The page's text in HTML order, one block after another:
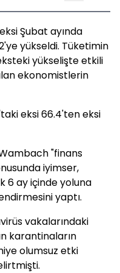
Şubat ayında
yükseldi. Tüketimin
yükselişte etkili
ekonomistlerin
eksi 66.4'ten eksi
"finans
iyimser,
6 ay içinde yoluna
yaptı.
vakalarındaki
karantinaların
olumsuz etki